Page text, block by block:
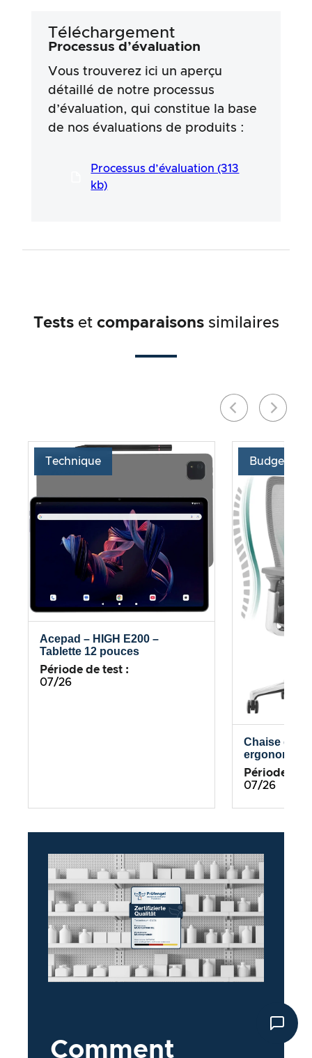
responsabilité ne soit assumée quant à
l’exactitude ou à l’exhaustivité des résultats
tests ne sont pas basés sur des prescriptions
légales, des effets médicaux ou des
nous appuyons sur les déclarations
publicitaires et les informations fournies par
périls de l’utilisateur. Nos efforts visent à
garantir une procédure de test sérieuse et
Téléchargement
Processus d’évaluation
Vous trouverez ici un aperçu
détaillé de notre processus
d’évaluation, qui constitue la base
de nos évaluations de produits :
Processus d’évaluation (313
kb)
Testset comparaisonssimilaires
Technique
Acepad – HIGH E200 –
Tablette 12 pouces
Période de test :
07/26
Budget
Chaise de
Période de
07/26
Comment